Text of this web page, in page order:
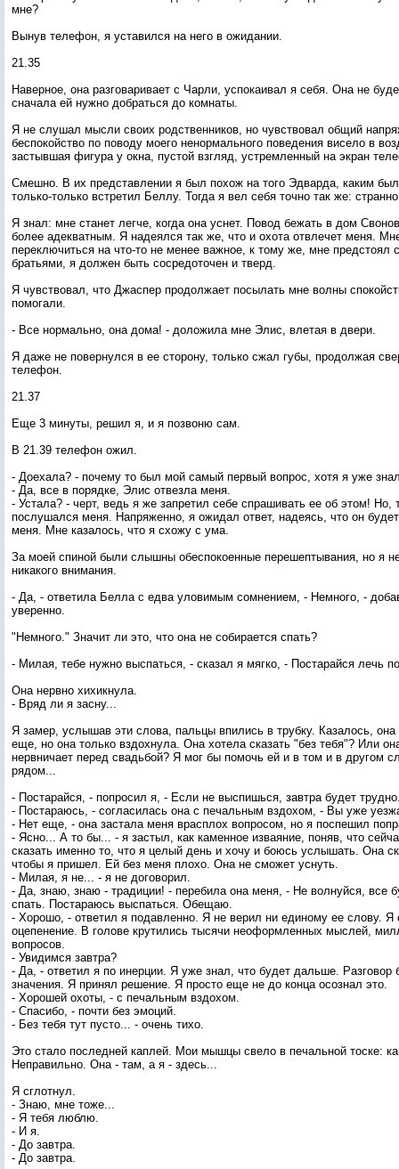
мне?
Вынув телефон, я уставился на него в ожидании.
21.35
Наверное, она разговаривает с Чарли, успокаивал я себя. Она не
сначала ей нужно добраться до комнаты.
Я не слушал мысли своих родственников, но чувствовал общий
беспокойство по поводу моего ненормального поведения висело в
застывшая фигура у окна, пустой взгляд, устремленный на экран
Смешно. В их представлении я был похож на того Эдварда, каким был
только-только встретил Беллу. Тогда я вел себя точно так же:
Я знал: мне станет легче, когда она уснет. Повод бежать в дом
более адекватным. Я надеялся так же, что и охота отвлечет меня.
переключиться на что-то не менее важное, к тому же, мне предстоял
братьями, я должен быть сосредоточен и тверд.
Я чувствовал, что Джаспер продолжает посылать мне волны
помогали.
- Все нормально, она дома! - доложила мне Элис, влетая в двери.
Я даже не повернулся в ее сторону, только сжал губы, продолжая
телефон.
21.37
Еще 3 минуты, решил я, и я позвоню сам.
В 21.39 телефон ожил.
- Доехала? - почему то был мой самый первый вопрос, хотя я уже
- Да, все в порядке, Элис отвезла меня.
- Устала? - черт, ведь я же запретил себе спрашивать ее об этом! Но,
послушался меня. Напряженно, я ожидал ответ, надеясь, что он
меня. Мне казалось, что я схожу с ума.
За моей спиной были слышны обеспокоенные перешептывания, но я
никакого внимания.
- Да, - ответила Белла с едва уловимым сомнением, - Немного, -
уверенно.
"Немного." Значит ли это, что она не собирается спать?
- Милая, тебе нужно выспаться, - сказал я мягко, - Постарайся лечь
Она нервно хихикнула.
- Вряд ли я засну...
Я замер, услышав эти слова, пальцы впились в трубку. Казалось, она
еще, но она только вздохнула. Она хотела сказать "без тебя"? Или
нервничает перед свадьбой? Я мог бы помочь ей и в том и в другом
рядом...
- Постарайся, - попросил я, - Если не выспишься, завтра будет
- Постараюсь, - согласилась она с печальным вздохом, - Вы уже
- Нет еще, - она застала меня врасплох вопросом, но я поспешил
- Ясно... А то бы... - я застыл, как каменное изваяние, поняв, что
сказать именно то, что я целый день и хочу и боюсь услышать. Она
чтобы я пришел. Ей без меня плохо. Она не сможет уснуть.
- Милая, я не... - я не договорил.
- Да, знаю, знаю - традиции! - перебила она меня, - Не волнуйся, все
спать. Постараюсь выспаться. Обещаю.
- Хорошо, - ответил я подавленно. Я не верил ни единому ее слову. Я
оцепенение. В голове крутились тысячи неоформленных мыслей,
вопросов.
- Увидимся завтра?
- Да, - ответил я по инерции. Я уже знал, что будет дальше.
значения. Я принял решение. Я просто еще не до конца осознал это.
- Хорошей охоты, - с печальным вздохом.
- Спасибо, - почти без эмоций.
- Без тебя тут пусто... - очень тихо.
Это стало последней каплей. Мои мышцы свело в печальной тоске:
Неправильно. Она - там, а я - здесь...
Я сглотнул.
- Знаю, мне тоже...
- Я тебя люблю.
- И я.
- До завтра.
- До завтра.